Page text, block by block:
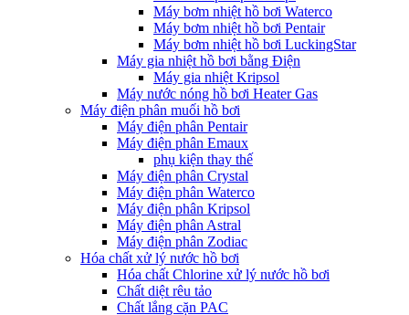
Máy bơm nhiệt hồ bơi Waterco
Máy bơm nhiệt hồ bơi Pentair
Máy bơm nhiệt hồ bơi LuckingStar
Máy gia nhiệt hồ bơi bằng Điện
Máy gia nhiệt Kripsol
Máy nước nóng hồ bơi Heater Gas
Máy điện phân muối hồ bơi
Máy điện phân Pentair
Máy điện phân Emaux
phụ kiện thay thế
Máy điện phân Crystal
Máy điện phân Waterco
Máy điện phân Kripsol
Máy điện phân Astral
Máy điện phân Zodiac
Hóa chất xử lý nước hồ bơi
Hóa chất Chlorine xử lý nước hồ bơi
Chất diệt rêu tảo
Chất lắng cặn PAC